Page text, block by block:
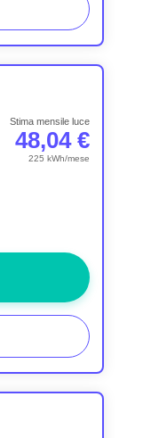
Stima mensile luce
48,04 €
225 kWh/mese